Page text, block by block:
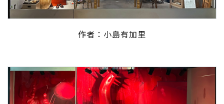
作者：小島有加里